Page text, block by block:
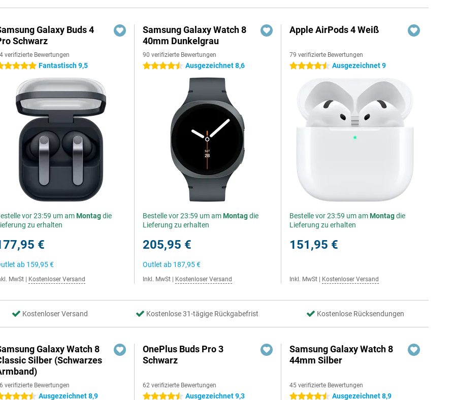
Galaxy Buds 4
Schwarz
verifizierte Bewertungen
Sterne Fantastisch 9,5
vor 23:59 um amMontagdie
zu erhalten
€
ab 159,95 €
MwSt Kostenloser Versand
Samsung Galaxy Watch 8
40mm Dunkelgrau
90 verifizierte Bewertungen
4.5 Sterne Ausgezeichnet 8,6
Bestelle vor 23:59 um amMontagdie
Lieferung zu erhalten
205,95 €
Outlet ab 187,95 €
Inkl. MwSt Kostenloser Versand
Apple AirPods 4 Weiß
79 verifizierte Bewertungen
4.5 Sterne Ausgezeichnet 9
Bestelle vor 23:59 um amMontagdie
Lieferung zu erhalten
151,95 €
Inkl. MwSt Kostenloser Versand
Kostenloser Versand Kostenlose 31-tägige Rückgabefrist Kostenlose Rücksendungen
Galaxy Watch 8
Silber (Schwarzes
verifizierte Bewertungen
Sterne Ausgezeichnet 8,9
OnePlus Buds Pro 3
Schwarz
62 verifizierte Bewertungen
4.5 Sterne Ausgezeichnet 9,3
Samsung Galaxy Watch 8
44mm Silber
45 verifizierte Bewertungen
4.5 Sterne Ausgezeichnet 8,9